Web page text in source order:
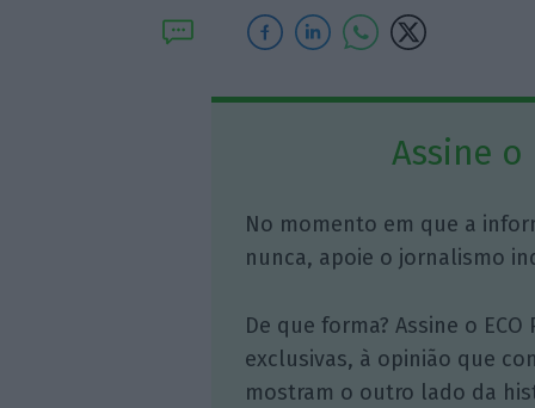
Assine o
No momento em que a
nunca, apoie o jornalismo
De que forma? Assine o
exclusivas, à opinião que
mostram o outro lado da